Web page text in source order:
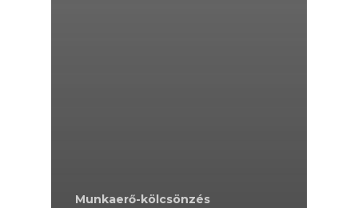
Munkaerő-kölcsönzés